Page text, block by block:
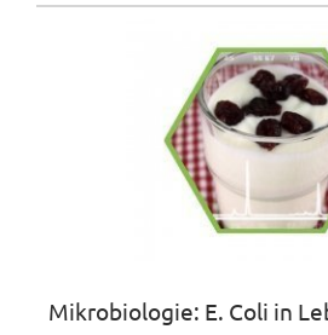
Mikrobiologie: E. Coli in